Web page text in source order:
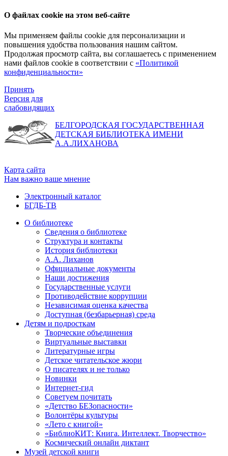
О файлах cookie на этом веб-сайте
Мы применяем файлы cookie для персонализации и
повышения удобства пользования нашим сайтом.
Продолжая просмотр сайта, вы соглашаетесь с применением
нами файлов cookie в соответствии с «Политикой
конфиденциальности»
Принять
Версия для
слабовидящих
БЕЛГОРОДСКАЯ ГОСУДАРСТВЕННАЯ
ДЕТСКАЯ БИБЛИОТЕКА ИМЕНИ
А.А.ЛИХАНОВА
Карта сайта
Нам важно ваше мнение
Электронный каталог
БГДБ-ТВ
О библиотеке
Сведения о библиотеке
Структура и контакты
История библиотеки
А.А. Лиханов
Официальные документы
Наши достижения
Государственные услуги
Противодействие коррупции
Независимая оценка качества
Доступная (безбарьерная) среда
Детям и подросткам
Творческие объединения
Виртуальные выставки
Литературные игры
Детское читательское жюри
О писателях и не только
Новинки
Интернет-гид
Советуем почитать
«Детство БЕЗопасности»
Волонтёры культуры
«Лето с книгой»
«БиблиоКИТ: Книга. Интеллект. Творчество»
Космический онлайн диктант
Музей детской книги